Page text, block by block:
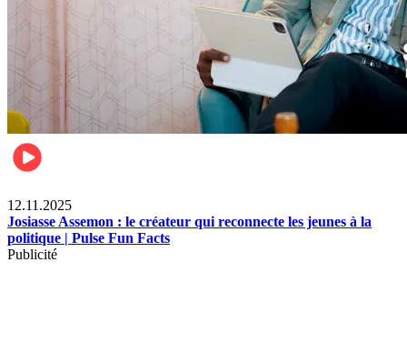
12.11.2025
Josiasse Assemon : le créateur qui reconnecte les jeunes à la
politique | Pulse Fun Facts
Publicité